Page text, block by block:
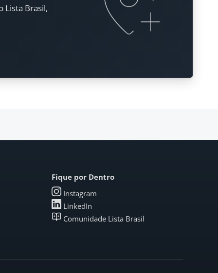
Lista Brasil,
Fique por Dentro
Instagram
LinkedIn
Comunidade Lista Brasil